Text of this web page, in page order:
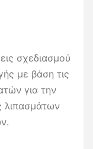
σχεδιασμού
με βάση τις
για την